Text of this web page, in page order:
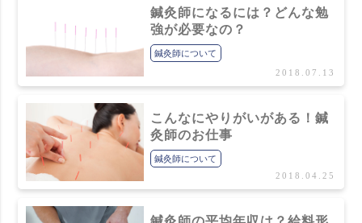
鍼灸師になるには？どんな勉
強が必要なの？
鍼灸師について
2018.07.13
こんなにやりがいがある！鍼
灸師のお仕事
鍼灸師について
2018.04.25